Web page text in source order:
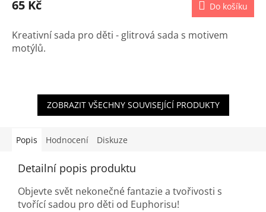
65 Kč Do košíku
Kreativní sada pro děti - glitrová sada s motivem
motýlů.
ZOBRAZIT VŠECHNY SOUVISEJÍCÍ PRODUKTY
Popis Hodnocení Diskuze
Detailní popis produktu
Objevte svět nekonečné fantazie a tvořivosti s
tvořící sadou pro děti od Euphorisu!